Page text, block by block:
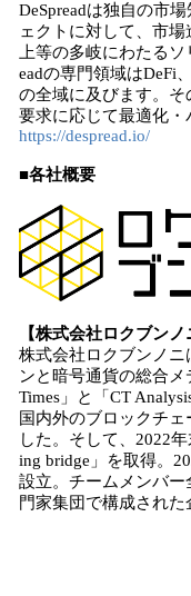
DeSpreadは独自の市
ェクトに対して、市
上等の多岐にわたる
eadの専門領域はDeFi
の全域に及びます。
要求に応じて最適化・
https://despread.io/
■各社概要
【株式会社ロクブンノ
株式会社ロクブンノ
ンと暗号通貨の総合
Times」と「CT
国内外のブロックチ
した。そして、2022
ing bridge」を取得。
設立。チームメンバー
門家集団で構成された